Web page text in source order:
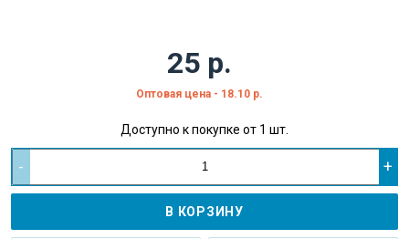
25 р.
Оптовая цена - 18.10 р.
Доступно к покупке от 1 шт.
- +
В КОРЗИНУ